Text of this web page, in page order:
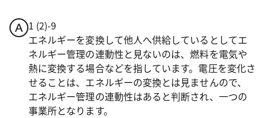
1 (2)-9
エネルギーを変換して他人へ供給しているとしてエ
ネルギー管理の連動性と見ないのは、燃料を電気や
熱に変換する場合などを指しています。電圧を変化さ
せることは、エネルギーの変換とは見ませんので、
エネルギー管理の連動性はあると判断され、一つの
事業所となります。